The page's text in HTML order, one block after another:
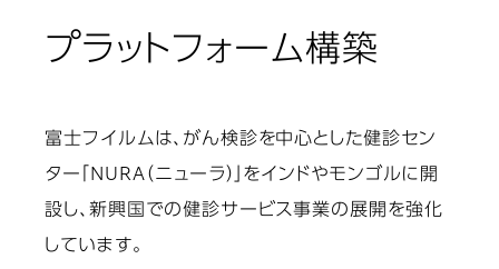
プラットフォーム構築
富士フイルムは、がん検診を中心とした健診セン
ター「NURA（ニューラ）」をインドやモンゴルに開
設し、新興国での健診サービス事業の展開を強化
しています。